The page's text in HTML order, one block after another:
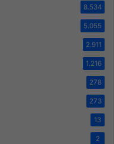
8.534
5.055
2.911
1.216
278
273
13
2